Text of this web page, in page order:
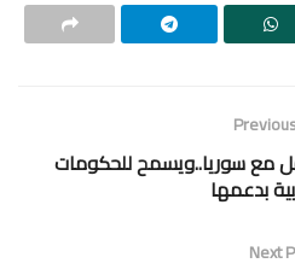
مع سوريا..ويسمح للحكومات
بدعمها
Next